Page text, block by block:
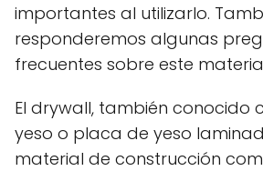
importantes al utilizarlo.
responderemos algunas
frecuentes sobre este
El drywall, también conocido
yeso o placa de yeso
material de construcción